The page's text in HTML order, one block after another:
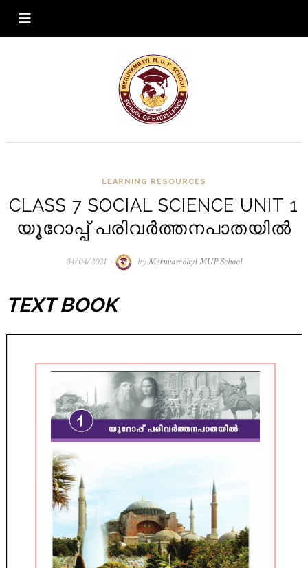
LEARNING RESOURCES
CLASS 7 SOCIAL SCIENCE UNIT 1
യൂറോപ്പ് പരിവർത്തനപാതയിൽ
04/04/202123/04/2021
byMeruvambayi MUP School
TEXT BOOK